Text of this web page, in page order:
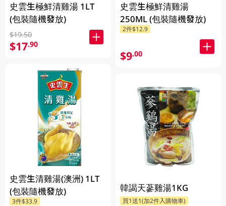
史雲生極鮮清雞湯 1LT
(包裝隨機發放)
$19.50
$17.90
史雲生清雞湯(澳洲) 1LT
(包裝隨機發放)
3件$33.9
史雲生極鮮清雞湯
250ML (包裝隨機發放)
2件$12.9
$9.00
韓謁天蔘雞湯1KG
買1送1(加2件入購物車)